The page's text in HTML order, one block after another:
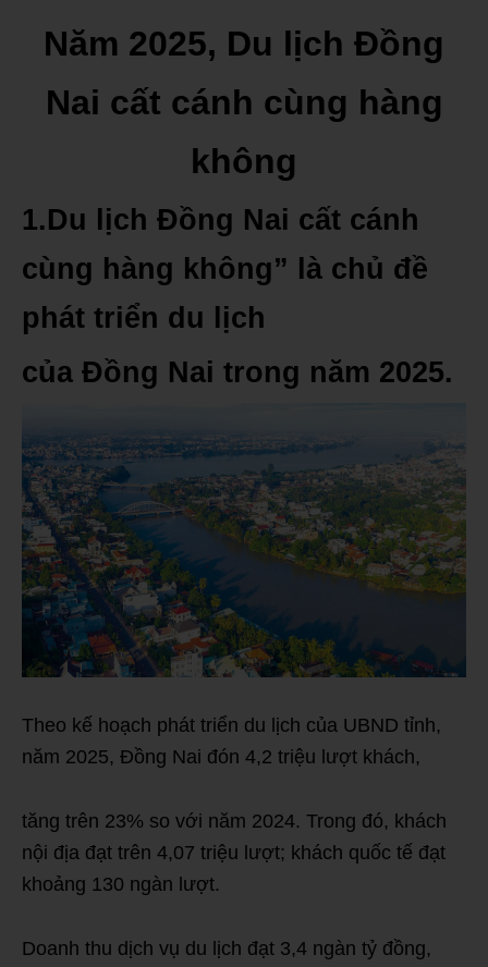
Năm 2025, Du lịch Đồng
Nai cất cánh cùng hàng
không
1.Du lịch Đồng Nai cất cánh
cùng hàng không” là chủ đề
phát triển du lịch
của Đồng Nai trong năm 2025.
Theo kế hoạch phát triển du lịch của UBND tỉnh,
năm 2025, Đồng Nai đón 4,2 triệu lượt khách,
tăng trên 23% so với năm 2024. Trong đó, khách
nội địa đạt trên 4,07 triệu lượt; khách quốc tế đạt
khoảng 130 ngàn lượt.
Doanh thu dịch vụ du lịch đạt 3,4 ngàn tỷ đồng,